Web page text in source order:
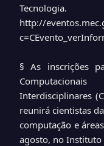
Tecnologia.
http://
§ As inscrições
Computacionais
Interdisciplinares
reunirá cientistas da
computação e
agosto, no Instituto